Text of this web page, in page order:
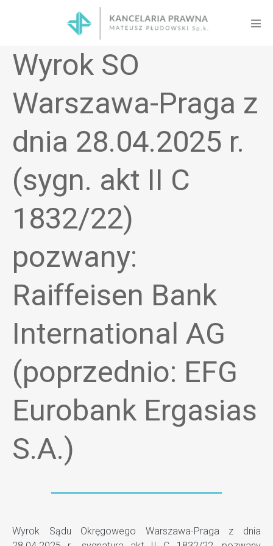
Wyrok SO
Warszawa-Praga z
dnia 28.04.2025 r.
(sygn. akt II C
1832/22)
pozwany:
Raiffeisen Bank
International AG
(poprzednio: EFG
Eurobank Ergasias
S.A.)
Wyrok Sądu Okręgowego Warszawa-Praga z dnia